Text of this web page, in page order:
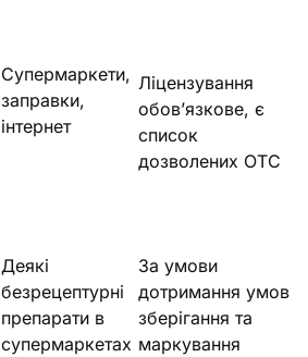
Супермаркети,
заправки,
інтернет
Ліцензування
обов’язкове, є
список
дозволених ОТС
Деякі
безрецептурні
препарати в
супермаркетах
За умови
дотримання умов
зберігання та
маркування